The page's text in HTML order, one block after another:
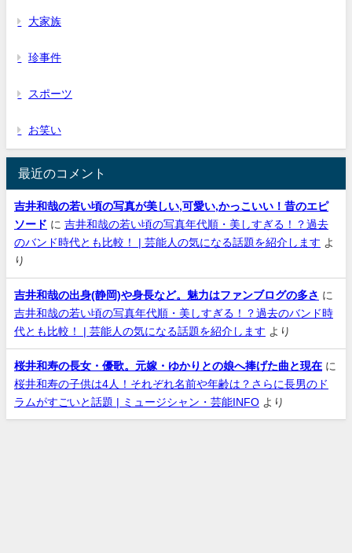
大家族
珍事件
スポーツ
お笑い
最近のコメント
吉井和哉の若い頃の写真が美しい,可愛い,かっこいい！昔のエピ
ソード に 吉井和哉の若い頃の写真年代順・美しすぎる！？過去
のバンド時代とも比較！ | 芸能人の気になる話題を紹介します よ
り
吉井和哉の出身(静岡)や身長など。魅力はファンブログの多さ に
吉井和哉の若い頃の写真年代順・美しすぎる！？過去のバンド時
代とも比較！ | 芸能人の気になる話題を紹介します より
桜井和寿の長女・優歌。元嫁・ゆかりとの娘へ捧げた曲と現在 に
桜井和寿の子供は4人！それぞれ名前や年齢は？さらに長男のド
ラムがすごいと話題 | ミュージシャン・芸能INFO より